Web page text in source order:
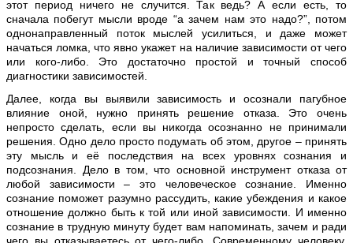
этот период ничего не случится. Так ведь? А если есть, то
сначала побегут мысли вроде “а зачем нам это надо?”, потом
однонаправленный поток мыслей усилиться, и даже может
начаться ломка, что явно укажет на наличие зависимости от чего
или кого-либо. Это достаточно простой и точный способ
диагностики зависимостей.
Далее, когда вы выявили зависимость и осознали пагубное
влияние оной, нужно принять решение отказа. Это очень
непросто сделать, если вы никогда осознанно не принимали
решения. Одно дело просто подумать об этом, другое – принять
эту мысль и её последствия на всех уровнях сознания и
подсознания. Дело в том, что основной инструмент отказа от
любой зависимости – это человеческое сознание. Именно
сознание поможет разумно рассудить, какие убеждения и какое
отношение должно быть к той или иной зависимости. И именно
сознание в трудную минуту будет вам напоминать, зачем и ради
чего вы отказываетесь от чего-либо. Современному человеку,